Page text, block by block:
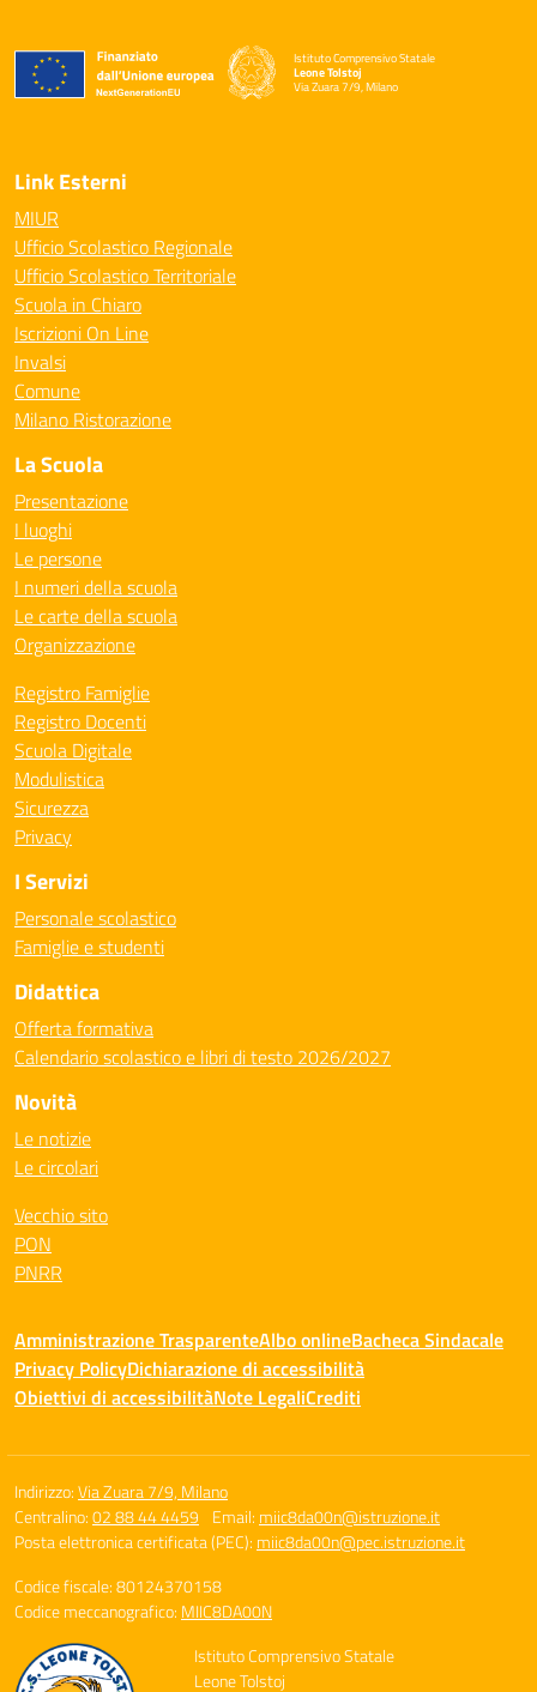
Istituto Comprensivo Statale
Leone Tolstoj
Via Zuara 7/9, Milano
— Visita la pagina iniziale della scuola
Link Esterni
MIUR
Ufficio Scolastico Regionale
Ufficio Scolastico Territoriale
Scuola in Chiaro
Iscrizioni On Line
Invalsi
Comune
Milano Ristorazione
La Scuola
Presentazione
I luoghi
Le persone
I numeri della scuola
Le carte della scuola
Organizzazione
Registro Famiglie
Registro Docenti
Scuola Digitale
Modulistica
Sicurezza
Privacy
I Servizi
Personale scolastico
Famiglie e studenti
Didattica
Offerta formativa
Calendario scolastico e libri di testo 2026/2027
Novità
Le notizie
Le circolari
Vecchio sito
PON
PNRR
Amministrazione TrasparenteAlbo onlineBacheca Sindacale
Privacy PolicyDichiarazione di accessibilità
Obiettivi di accessibilitàNote LegaliCrediti
Indirizzo:Via Zuara 7/9, Milano
Centralino:02 88 44 4459 Email: miic8da00n@istruzione.it
Posta elettronica certificata (PEC): miic8da00n@pec.istruzione.it
Codice fiscale: 80124370158
Codice meccanografico: MIIC8DA00N
Istituto Comprensivo Statale
Leone Tolstoj